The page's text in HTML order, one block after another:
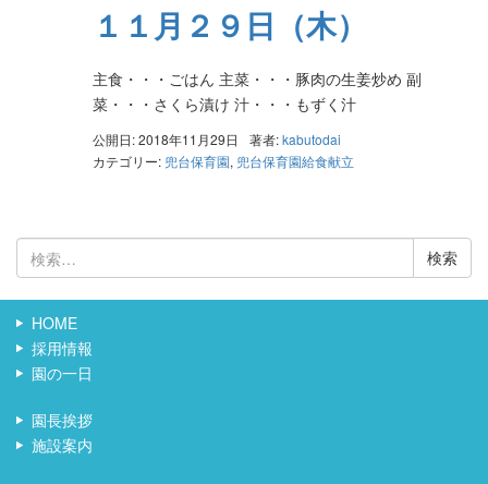
１１月２９日（木）
主食・・・ごはん 主菜・・・豚肉の生姜炒め 副
菜・・・さくら漬け 汁・・・もずく汁
公開日: 2018年11月29日 著者:kabutodai
カテゴリー: 兜台保育園, 兜台保育園給食献立
検
索:
HOME
採用情報
園の一日
園長挨拶
施設案内